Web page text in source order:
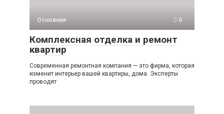
Основная 0
Комплексная отделка и ремонт
квартир
Современная ремонтная компания — это фирма, которая
изменит интерьер вашей квартиры, дома. Эксперты
проводят